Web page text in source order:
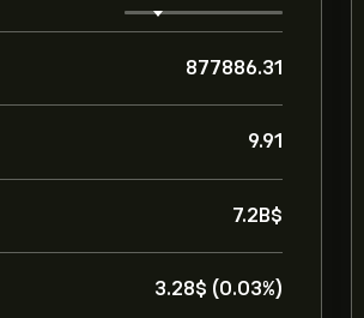
877886.31
9.91
7.2B‎$‎
3.28‎$‎ (0.03%)